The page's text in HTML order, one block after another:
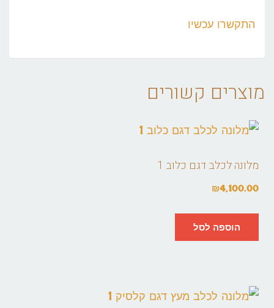
התקשרו עכשיו
מוצרים קשורים
מלונה לכלב דגם כלוב 1
₪4,100.00
הוספה לסל